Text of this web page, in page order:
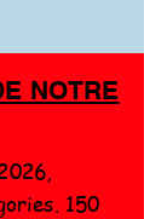
NOTRE
150